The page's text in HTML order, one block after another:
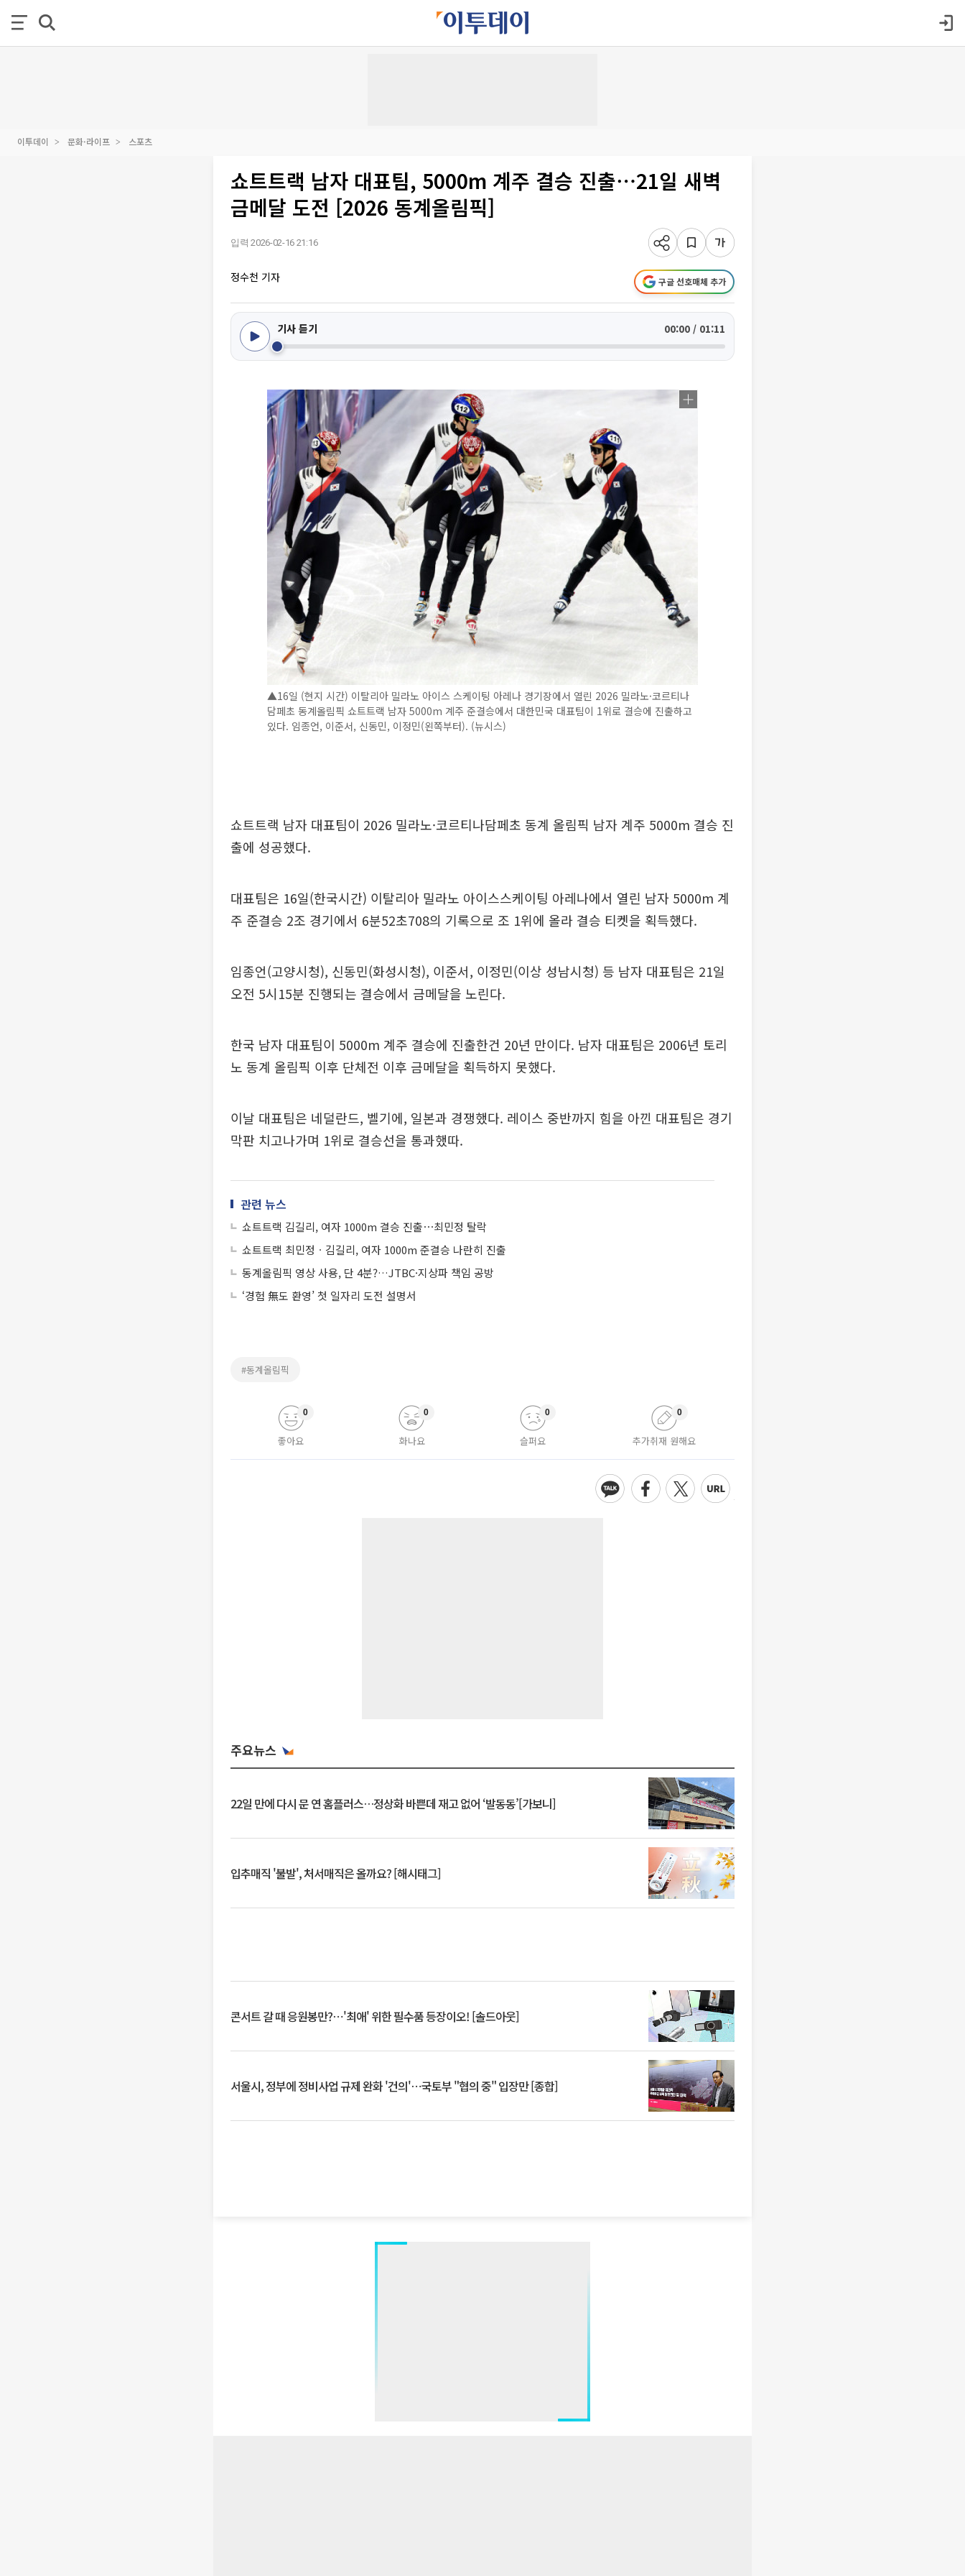
이투데이 문화·라이프 스포츠
쇼트트랙 남자 대표팀, 5000m 계주 결승 진출⋯21일 새벽
금메달 도전 [2026 동계올림픽]
입력 2026-02-16 21:16
정수천 기자 구글 선호매체 추가
기사 듣기 00:00 / 01:11
▲16일 (현지 시간) 이탈리아 밀라노 아이스 스케이팅 아레나 경기장에서 열린 2026 밀라노·코르티나
담페초 동계올림픽 쇼트트랙 남자 5000m 계주 준결승에서 대한민국 대표팀이 1위로 결승에 진출하고
있다. 임종언, 이준서, 신동민, 이정민(왼쪽부터). (뉴시스)
쇼트트랙 남자 대표팀이 2026 밀라노·코르티나담페초 동계 올림픽 남자 계주 5000m 결승 진
출에 성공했다.
대표팀은 16일(한국시간) 이탈리아 밀라노 아이스스케이팅 아레나에서 열린 남자 5000m 계
주 준결승 2조 경기에서 6분52초708의 기록으로 조 1위에 올라 결승 티켓을 획득했다.
임종언(고양시청), 신동민(화성시청), 이준서, 이정민(이상 성남시청) 등 남자 대표팀은 21일
오전 5시15분 진행되는 결승에서 금메달을 노린다.
한국 남자 대표팀이 5000m 계주 결승에 진출한건 20년 만이다. 남자 대표팀은 2006년 토리
노 동계 올림픽 이후 단체전 이후 금메달을 획득하지 못했다.
이날 대표팀은 네덜란드, 벨기에, 일본과 경쟁했다. 레이스 중반까지 힘을 아낀 대표팀은 경기
막판 치고나가며 1위로 결승선을 통과했따.
관련 뉴스
쇼트트랙 김길리, 여자 1000m 결승 진출⋯최민정 탈락
쇼트트랙 최민정ㆍ김길리, 여자 1000m 준결승 나란히 진출
동계올림픽 영상 사용, 단 4분?…JTBC·지상파 책임 공방
‘경험 無도 환영’ 첫 일자리 도전 설명서
#동계올림픽
좋아요
0
화나요
0
슬퍼요
0
추가취재 원해요
0
주요뉴스
22일 만에 다시 문 연 홈플러스…정상화 바쁜데 재고 없어 ‘발동동’[가보니]
입추매직 '불발', 처서매직은 올까요? [해시태그]
콘서트 갈 때 응원봉만?⋯'최애' 위한 필수품 등장이오! [솔드아웃]
서울시, 정부에 정비사업 규제 완화 '건의'⋯국토부 "협의 중" 입장만 [종합]